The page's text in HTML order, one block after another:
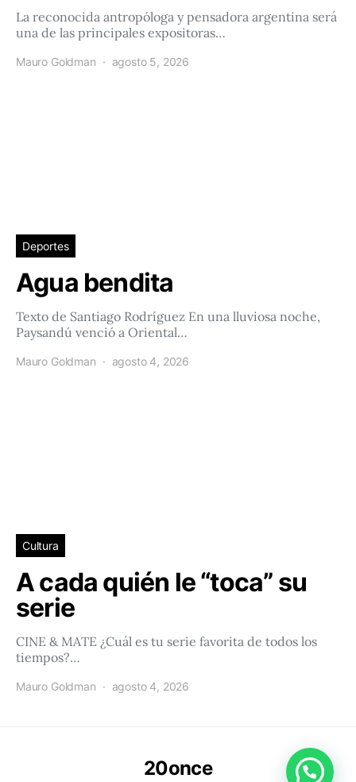
La reconocida antropóloga y pensadora argentina será
una de las principales expositoras…
Mauro Goldman agosto 5, 2026
Deportes
Agua bendita
Texto de Santiago Rodríguez En una lluviosa noche,
Paysandú venció a Oriental…
Mauro Goldman agosto 4, 2026
Cultura
A cada quién le “toca” su
serie
CINE & MATE ¿Cuál es tu serie favorita de todos los
tiempos?…
Mauro Goldman agosto 4, 2026
20once